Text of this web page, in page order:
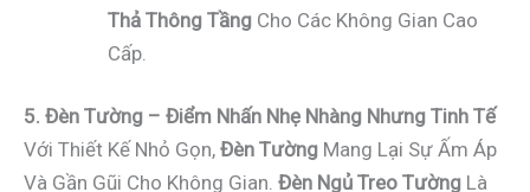
Thả Thông Tầng Cho Các Không Gian Cao
Cấp.
5. Đèn Tường – Điểm Nhấn Nhẹ Nhàng Nhưng Tinh Tế
Với Thiết Kế Nhỏ Gọn, Đèn Tường Mang Lại Sự Ấm Áp
Và Gần Gũi Cho Không Gian. Đèn Ngủ Treo Tường Là